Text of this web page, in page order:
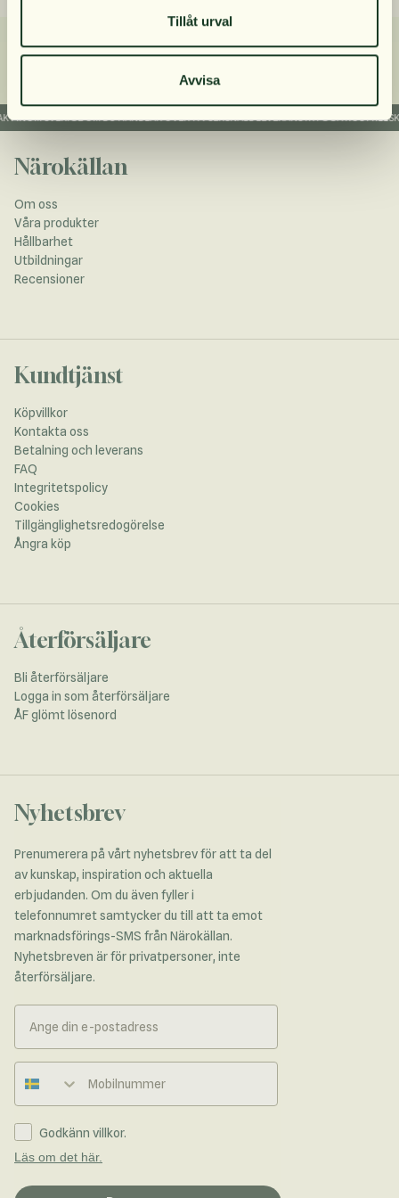
Tillåt urval
Avvisa
INOM SVERIGE OM DU HANDLAR ÖVER 199 SEKSNABB LEVERANSTRYGGA
Närokällan
Om oss
Våra produkter
Hållbarhet
Utbildningar
Recensioner
Kundtjänst
Köpvillkor
Kontakta oss
Betalning och leverans
FAQ
Integritetspolicy
Cookies
Tillgänglighetsredogörelse
Ångra köp
Återförsäljare
Bli återförsäljare
Logga in som återförsäljare
ÅF glömt lösenord
Nyhetsbrev
Prenumerera på vårt nyhetsbrev för att ta del
av kunskap, inspiration och aktuella
erbjudanden. Om du även fyller i
telefonnumret samtycker du till att ta emot
marknadsförings-SMS från Närokällan.
Nyhetsbreven är för privatpersoner, inte
återförsäljare.
Telefonnummer
Godkänn villkor.
Läs om det här.